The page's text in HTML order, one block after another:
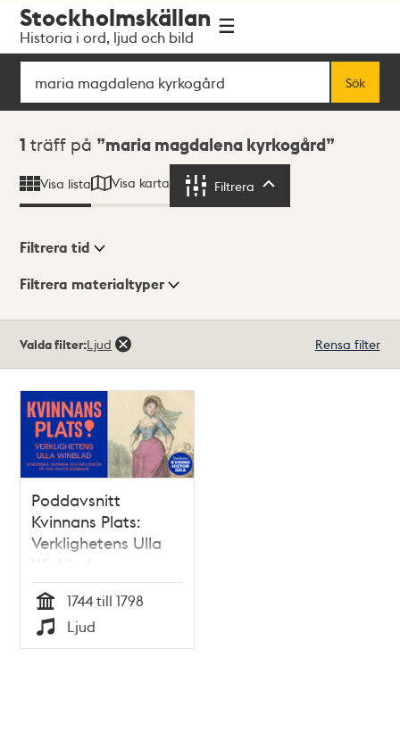
navigationen
huvudinnehållet
Stockholmskällan
Historia i ord, ljud och bild
Sök
Sök
Sökresultat
1 träff på maria magdalena kyrkogård
Visa lista Visa karta Filtrera
Visningsläge
Filtrera tid
Filtrera materialtyper
träffar
Valda filter:Ljud Rensa filter
Poddavsnitt
Kvinnans Plats:
Verklighetens Ulla
Winblad –
synderska, gudinna
och influencer på
1700-talets horbaler
Tid
1744 till 1798
Typ
Ljud